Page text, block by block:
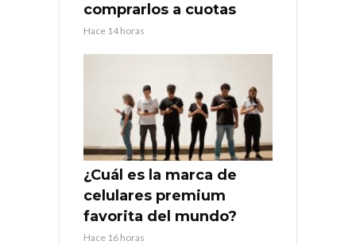
comprarlos a cuotas
Hace 14 horas
¿Cuál es la marca de
celulares premium
favorita del mundo?
Hace 16 horas